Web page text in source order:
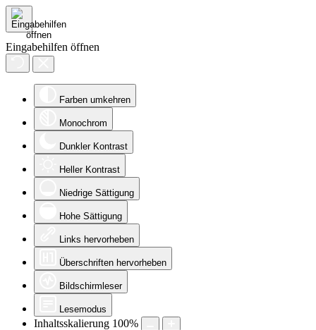
Eingabehilfen öffnen
Farben umkehren
Monochrom
Dunkler Kontrast
Heller Kontrast
Niedrige Sättigung
Hohe Sättigung
Links hervorheben
Überschriften hervorheben
Bildschirmleser
Lesemodus
Inhaltsskalierung 100%